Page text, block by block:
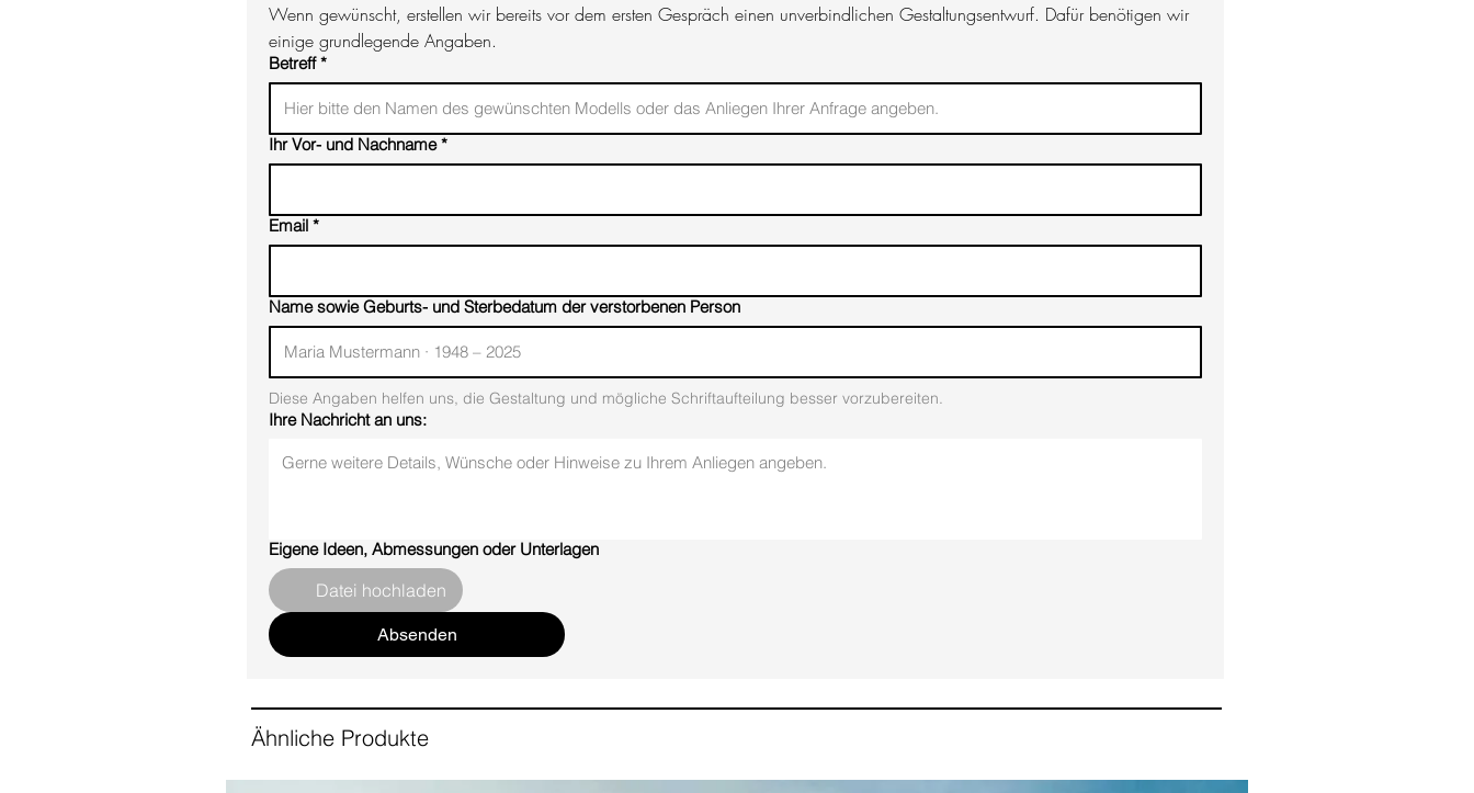
Wenn gewünscht, erstellen wir bereits vor dem ersten Gespräch einen unverbindlichen Gestaltungsentwurf. Dafür benötigen wir
einige grundlegende Angaben.
Betreff *
Ihr Vor- und Nachname *
Email *
Name sowie Geburts- und Sterbedatum der verstorbenen Person
Diese Angaben helfen uns, die Gestaltung und mögliche Schriftaufteilung besser vorzubereiten.
Ihre Nachricht an uns:
Eigene Ideen, Abmessungen oder Unterlagen
Datei hochladen
Absenden
Ähnliche Produkte